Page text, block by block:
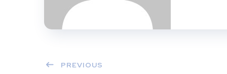
PREVIOUS